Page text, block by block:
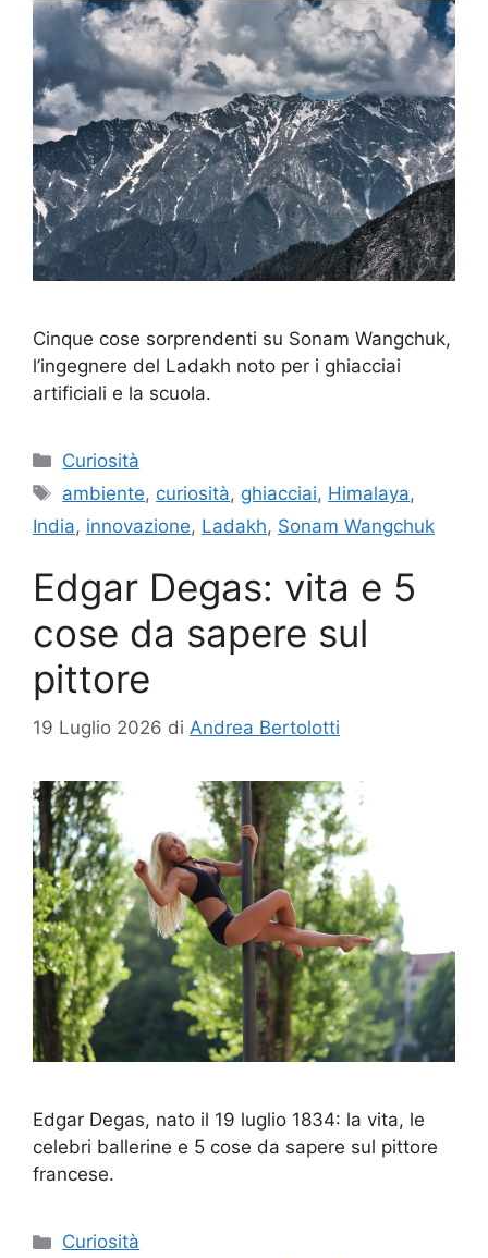
Cinque cose sorprendenti su Sonam Wangchuk,
l’ingegnere del Ladakh noto per i ghiacciai
artificiali e la scuola.
Categorie
Curiosità
Tag
ambiente, curiosità, ghiacciai, Himalaya,
India, innovazione, Ladakh, Sonam Wangchuk
Edgar Degas: vita e 5
cose da sapere sul
pittore
19 Luglio 2026 di Andrea Bertolotti
Edgar Degas, nato il 19 luglio 1834: la vita, le
celebri ballerine e 5 cose da sapere sul pittore
francese.
Categorie
Curiosità